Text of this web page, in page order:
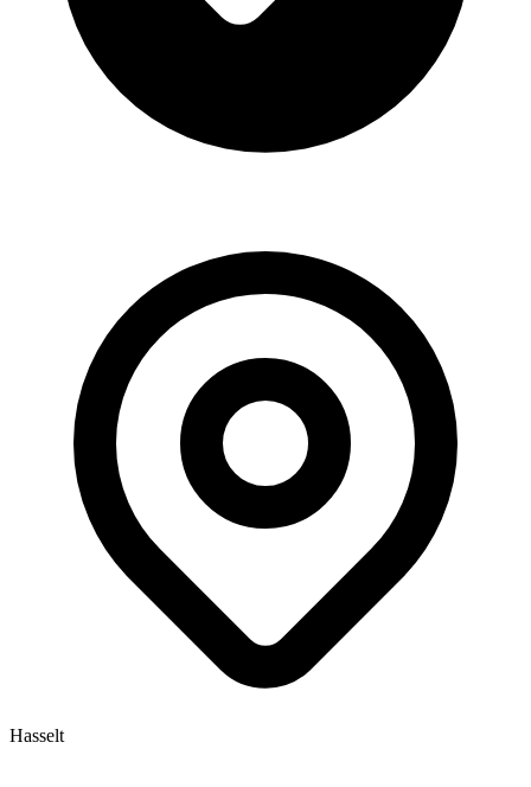
Hasselt